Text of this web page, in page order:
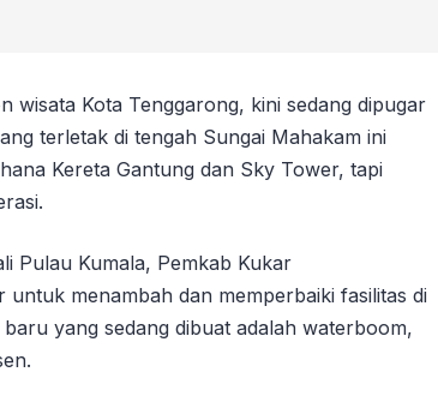
wisata Kota Tenggarong, kini sedang dipugar
terletak di tengah Sungai Mahakam ini
Kereta Gantung dan Sky Tower, tapi
Pulau Kumala, Pemkab Kukar
menambah dan memperbaiki fasilitas di
yang sedang dibuat adalah waterboom,